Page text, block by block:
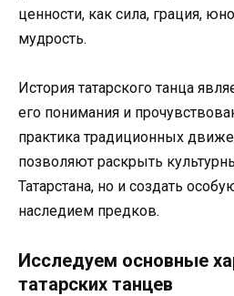
ценности, как сила, грация,
мудрость.
История татарского танца
его понимания и
практика традиционных
позволяют раскрыть
Татарстана, но и создать
наследием предков.
Исследуем основные
татарских танцев